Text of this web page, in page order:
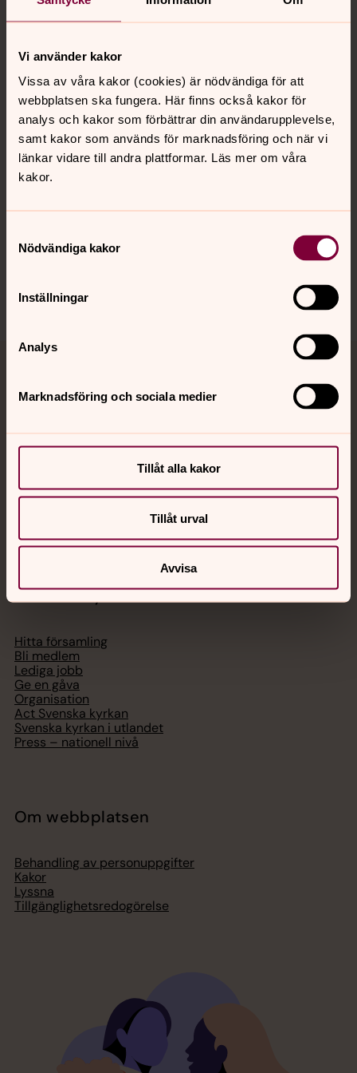
Vi använder kakor
Vissa av våra kakor (cookies) är nödvändiga för att
webbplatsen ska fungera. Här finns också kakor för
analys och kakor som förbättrar din användarupplevelse,
samt kakor som används för marknadsföring och när vi
länkar vidare till andra plattformar. Läs mer om våra
kakor.
Nödvändiga kakor
Inställningar
Analys
Marknadsföring och sociala medier
Tillåt alla kakor
Tillåt urval
Avvisa
Kontakt
Kalender
Sociala kanaler
Akut samtals- och krisstöd. Prata eller chatta anonymt
med en präst på kvällar och nätter.
Digitalt brev
Svenska kyrkan
Hitta församling
Bli medlem
Lediga jobb
Ge en gåva
Organisation
Act Svenska kyrkan
Svenska kyrkan i utlandet
Press – nationell nivå
Om webbplatsen
Behandling av personuppgifter
Kakor
Lyssna
Tillgänglighetsredogörelse